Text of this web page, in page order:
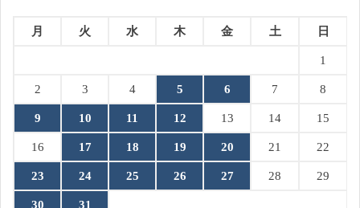
月 火 水 木 金 土 日
1
2 3 4 5 6 7 8
9 10 11 12 13 14 15
16 17 18 19 20 21 22
23 24 25 26 27 28 29
30
31